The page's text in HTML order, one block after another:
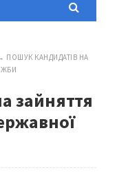
ПОШУК КАНДИДАТІВ НА
зайняття